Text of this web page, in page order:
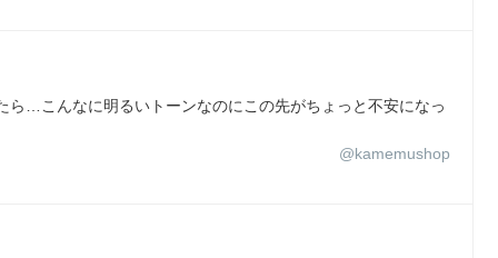
ら…こんなに明るいトーンなのにこの先がちょっと不安になっ
@kamemushop